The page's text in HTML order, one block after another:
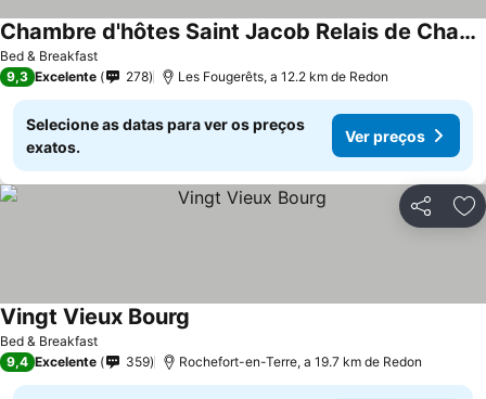
Bed & Breakfast
Chambre d'hôtes Saint Jacob Relais de Chasse du XVIII Siècle
9,3 Excelente 278 Les Fougerêts, a 12.2 km de Redon
Selecione as datas para ver os preços
exatos.
Ver preços
Partilhar
Bed & Breakfast
Vingt Vieux Bourg
9,4 Excelente 359 Rochefort-en-Terre, a 19.7 km de Redon